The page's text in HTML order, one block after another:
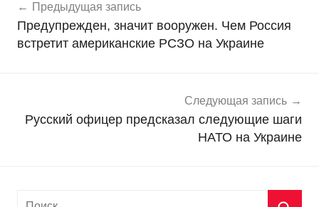
о
в
о
по
записям
Предыдущая запись
Предупрежден, значит вооружен. Чем Россия
встретит американские РСЗО на Украине
Следующая запись
Русский офицер предсказал следующие шаги
НАТО на Украине